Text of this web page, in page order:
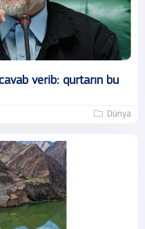
verib: qurtarın bu
Dünya